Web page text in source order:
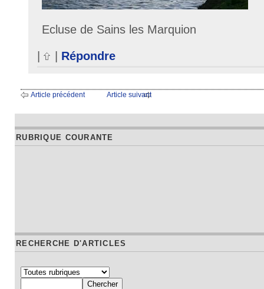
Ecluse de Sains les Marquion
Répondre
Article précédent Article suivant
RUBRIQUE COURANTE
RECHERCHE D'ARTICLES